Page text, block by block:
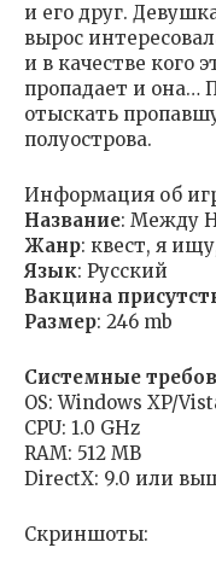
и его друг.
вырос
и в качестве кого
пропадает и она…
отыскать
полуострова.
Информация об
Название: Между
Жанр: квест, я
Язык: Русский
Вакцина
Размер: 246 mb
Cистемные
OS: Windows XP/
CPU: 1.0 GHz
RAM: 512 MB
DirectX: 9.0 или
Скриншоты: